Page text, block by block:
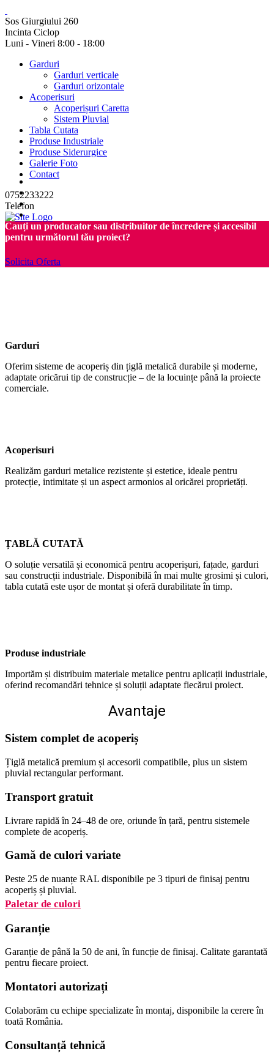
Sos Giurgiului 260
Incinta Ciclop
Luni - Vineri 8:00 - 18:00
Garduri
Garduri verticale
Garduri orizontale
Acoperisuri
Acoperișuri Caretta
Sistem Pluvial
Tabla Cutata
Produse Industriale
Produse Siderurgice
Galerie Foto
Contact
0752233222
Telefon
Cauți un producator sau distribuitor de încredere și accesibil
pentru următorul tău proiect?
Solicita Oferta
Garduri
Oferim sisteme de acoperiș din țiglă metalică durabile și moderne,
adaptate oricărui tip de construcție – de la locuințe până la proiecte
comerciale.
Acoperisuri
Realizăm garduri metalice rezistente și estetice, ideale pentru
protecție, intimitate și un aspect armonios al oricărei proprietăți.
ȚABLĂ CUTATĂ
O soluție versatilă și economică pentru acoperișuri, fațade, garduri
sau construcții industriale. Disponibilă în mai multe grosimi și culori,
tabla cutată este ușor de montat și oferă durabilitate în timp.
Produse industriale
Importăm și distribuim materiale metalice pentru aplicații industriale,
oferind recomandări tehnice și soluții adaptate fiecărui proiect.
Avantaje
Sistem complet de acoperiș
Țiglă metalică premium și accesorii compatibile, plus un sistem
pluvial rectangular performant.
Transport gratuit
Livrare rapidă în 24–48 de ore, oriunde în țară, pentru sistemele
complete de acoperiș.
Gamă de culori variate
Peste 25 de nuanțe RAL disponibile pe 3 tipuri de finisaj pentru
acoperiș și pluvial.
Paletar de culori
Garanție
Garanție de până la 50 de ani, în funcție de finisaj. Calitate garantată
pentru fiecare proiect.
Montatori autorizați
Colaborăm cu echipe specializate în montaj, disponibile la cerere în
toată România.
Consultanță tehnică